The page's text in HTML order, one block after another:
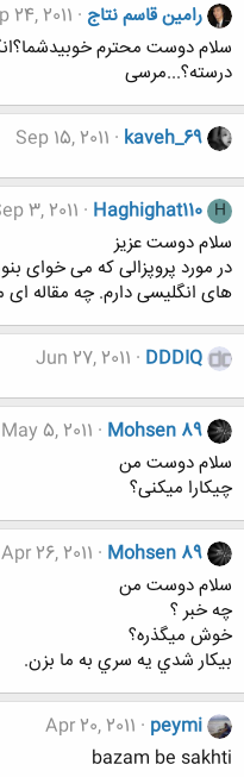
رامین قاسم نتاج 24, 2011
سلام دوست محترم
درسته؟...مرسی
kaveh_69
Sep 15, 2011
H
Haghighat110
3, 2011
سلام دوست عزیز
در مورد پروپزالی که می خوای
های انگلیسی دارم. چه مقاله
DDDIQ
Jun 27, 2011
Mohsen 89
May 5, 2011
سلام دوست من
چیکارا میکنی؟
Mohsen 89
Apr 26, 2011
سلام دوست من
چه خبر ؟
خوش ميگذره؟
بيكار شدي يه سري به ما بزن.
peymi
Apr 20, 2011
bazam be sakhti